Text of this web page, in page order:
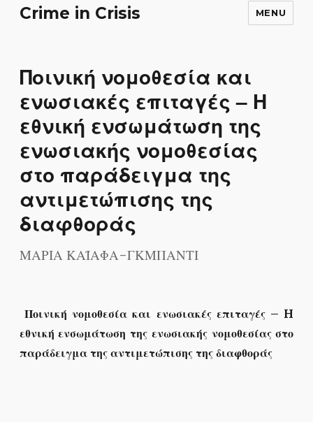
Crime in Crisis MENU
Ποινική νομοθεσία και
ενωσιακές επιταγές – H
εθνική ενσωμάτωση της
ενωσιακής νομοθεσίας
στο παράδειγμα της
αντιμετώπισης της
διαφθοράς
ΜΑΡΙΑ ΚΑΪΑΦΑ-ΓΚΜΠΑΝΤΙ
Ποινική νομοθεσία και ενωσιακές επιταγές – H
εθνική ενσωμάτωση της ενωσιακής νομοθεσίας στο
παράδειγμα της αντιμετώπισης της διαφθοράς